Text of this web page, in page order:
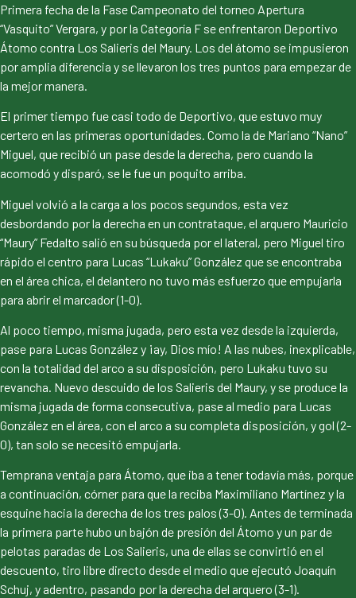
Primera fecha de la Fase Campeonato del torneo Apertura
“Vasquito” Vergara, y por la Categoría F se enfrentaron Deportivo
Átomo contra Los Salieris del Maury. Los del átomo se impusieron
por amplia diferencia y se llevaron los tres puntos para empezar de
la mejor manera.
El primer tiempo fue casi todo de Deportivo, que estuvo muy
certero en las primeras oportunidades. Como la de Mariano “Nano”
Miguel, que recibió un pase desde la derecha, pero cuando la
acomodó y disparó, se le fue un poquito arriba.
Miguel volvió a la carga a los pocos segundos, esta vez
desbordando por la derecha en un contrataque, el arquero Mauricio
“Maury” Fedalto salió en su búsqueda por el lateral, pero Miguel tiro
rápido el centro para Lucas “Lukaku” González que se encontraba
en el área chica, el delantero no tuvo más esfuerzo que empujarla
para abrir el marcador (1-0).
Al poco tiempo, misma jugada, pero esta vez desde la izquierda,
pase para Lucas González y ¡ay, Dios mío! A las nubes, inexplicable,
con la totalidad del arco a su disposición, pero Lukaku tuvo su
revancha. Nuevo descuido de los Salieris del Maury, y se produce la
misma jugada de forma consecutiva, pase al medio para Lucas
González en el área, con el arco a su completa disposición, y gol (2-
0), tan solo se necesitó empujarla.
Temprana ventaja para Átomo, que iba a tener todavía más, porque
a continuación, córner para que la reciba Maximiliano Martínez y la
esquine hacia la derecha de los tres palos (3-0). Antes de terminada
la primera parte hubo un bajón de presión del Átomo y un par de
pelotas paradas de Los Salieris, una de ellas se convirtió en el
descuento, tiro libre directo desde el medio que ejecutó Joaquín
Schuj, y adentro, pasando por la derecha del arquero (3-1).